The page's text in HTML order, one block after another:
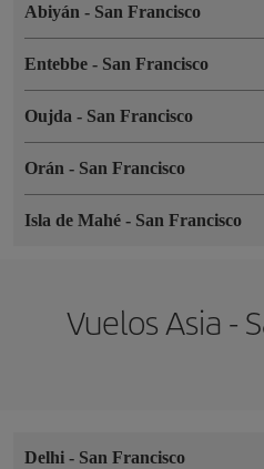
Abiyán - San Francisco
Entebbe - San Francisco
Oujda - San Francisco
Orán - San Francisco
Isla de Mahé - San Francisco
Vuelos Asia -
Delhi - San Francisco